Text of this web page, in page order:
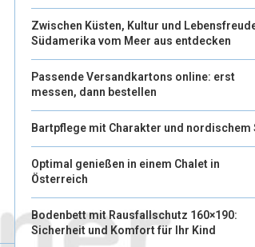
Zwischen Küsten, Kultur und
Südamerika vom Meer aus entdecken
Passende Versandkartons online: erst
messen, dann bestellen
Bartpflege mit Charakter und nordischem
Optimal genießen in einem Chalet in
Österreich
Bodenbett mit Rausfallschutz 160×190:
Sicherheit und Komfort für Ihr Kind